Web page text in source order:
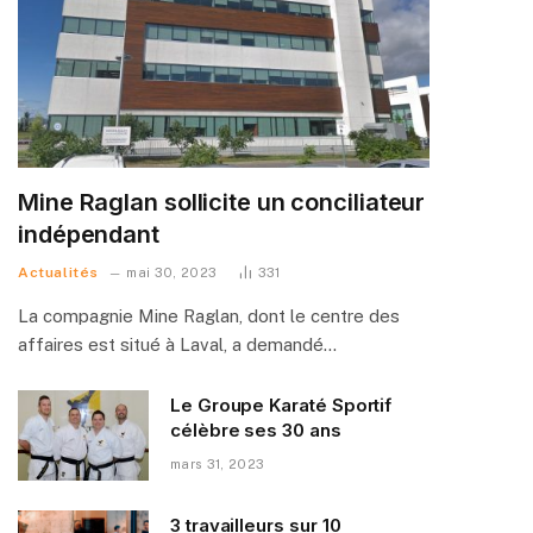
Mine Raglan sollicite un conciliateur
indépendant
Actualités mai 30, 2023 331
La compagnie Mine Raglan, dont le centre des
affaires est situé à Laval, a demandé…
Le Groupe Karaté Sportif
célèbre ses 30 ans
mars 31, 2023
3 travailleurs sur 10